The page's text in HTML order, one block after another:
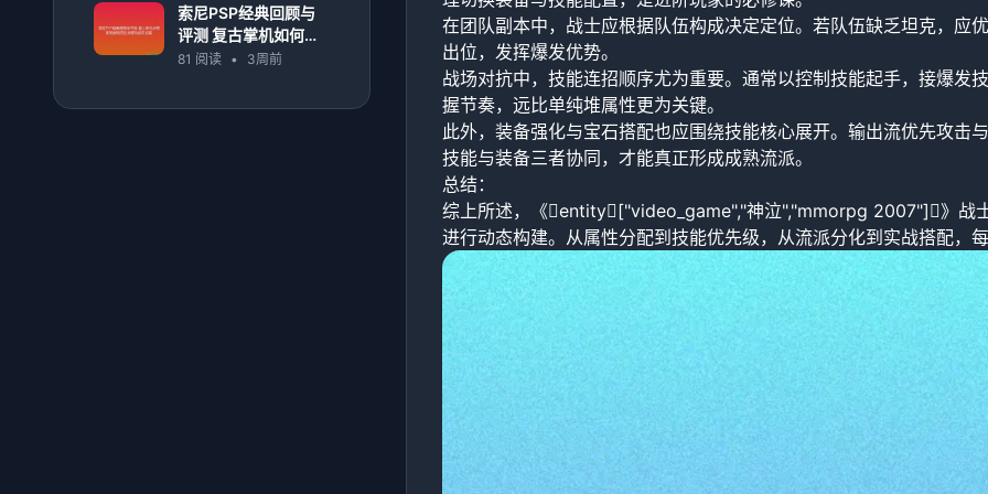
索尼PSP经典回顾与
评测 复古掌机如何影
响游戏历史与移动娱
81 阅读 • 3周前
在团队副本中，战士应根据队伍构成决定定位。若队伍缺乏坦克，应
出位，发挥爆发优势。
战场对抗中，技能连招顺序尤为重要。通常以控制技能起手，接爆发
握节奏，远比单纯堆属性更为关键。
此外，装备强化与宝石搭配也应围绕技能核心展开。输出流优先攻击
技能与装备三者协同，才能真正形成成熟流派。
总结：
综上所述，《entity["video_game","神泣","mmorpg 2007"]》战
进行动态构建。从属性分配到技能优先级，从流派分化到实战搭配，